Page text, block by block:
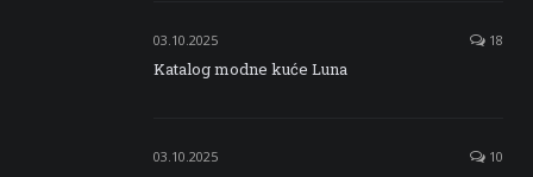
03.10.2025 18
Katalog modne kuće Luna
03.10.2025 10